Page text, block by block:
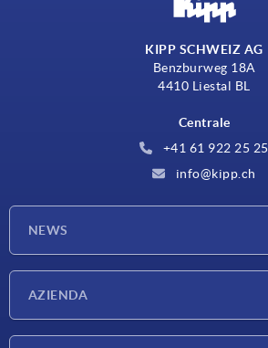
KIPP SCHWEIZ AG
Benzburweg 18A
4410 Liestal BL
Centrale
+41 61 922 25 25
info@kipp.ch
NEWS
AZIENDA